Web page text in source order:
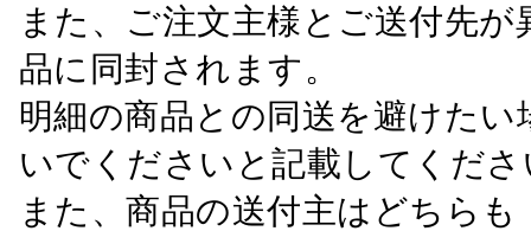
また、ご注文主様とご送付先
品に同封されます。
明細の商品との同送を避けた
いでくださいと記載してくださ
また、商品の送付主はどちら